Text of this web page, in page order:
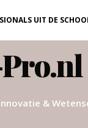
UIT DE
&